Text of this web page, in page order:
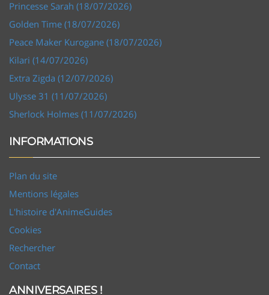
Princesse Sarah (18/07/2026)
Golden Time (18/07/2026)
Peace Maker Kurogane (18/07/2026)
Kilari (14/07/2026)
Extra Zigda (12/07/2026)
Ulysse 31 (11/07/2026)
Sherlock Holmes (11/07/2026)
INFORMATIONS
Plan du site
Mentions légales
L'histoire d'AnimeGuides
Cookies
Rechercher
Contact
ANNIVERSAIRES !